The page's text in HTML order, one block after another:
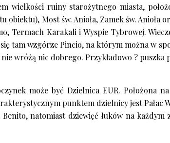
wielkości ruiny starożytnego miasta,
obiektu), Most św. Anioła, Zamek św.
Termach Karakali i Wyspie Tybrowej.
tam wzgórze Pincio, na którym można w
wróżą nic dobrego. Przykładowo ?
może być Dzielnica EUR. Położona
punktem dzielnicy jest Pałac
natomiast dziewięć łuków na